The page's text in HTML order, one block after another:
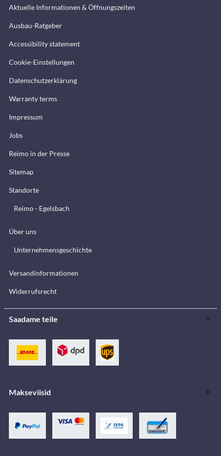
Aktuelle Informationen & Öffnungszeiten
Ausbau-Ratgeber
Accessibility statement
Cookie-Einstellungen
Datenschutzerklärung
Warranty terms
Impressum
Jobs
Reimo in der Presse
Sitemap
Standorte
Reimo - Egelsbach
Über uns
Unternehmensgeschichte
Versandinformationen
Widerrufsrecht
Saadame teile
Makseviisid